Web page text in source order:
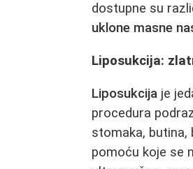
dostupne su
uklone masne
Liposukcija:
Liposukcija je
procedura
stomaka, butina,
pomoću koje se